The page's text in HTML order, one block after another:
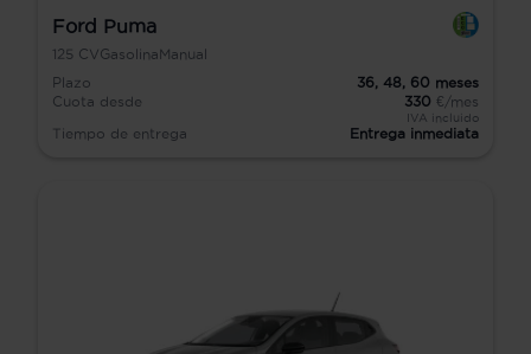
Ford Puma
125 CVGasolinaManual
Plazo
36, 48, 60 meses
Cuota desde
330 €/mes
IVA incluido
Tiempo de entrega Entrega inmediata